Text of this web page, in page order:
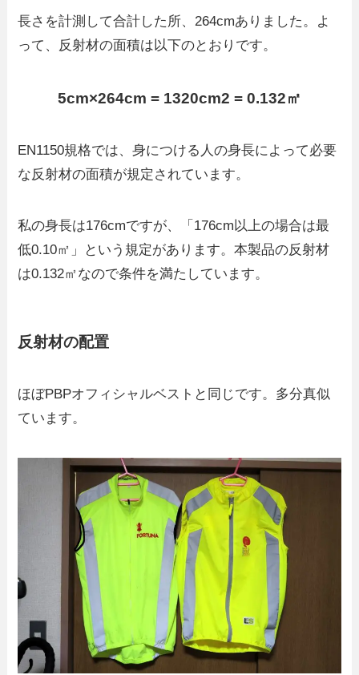
長さを計測して合計した所、264cmありました。よ
って、反射材の面積は以下のとおりです。
5cm×264cm = 1320cm2 = 0.132㎡
EN1150規格では、身につける人の身長によって必要
な反射材の面積が規定されています。
私の身長は176cmですが、「176cm以上の場合は最
低0.10㎡」という規定があります。本製品の反射材
は0.132㎡なので条件を満たしています。
反射材の配置
ほぼPBPオフィシャルベストと同じです。多分真似
ています。